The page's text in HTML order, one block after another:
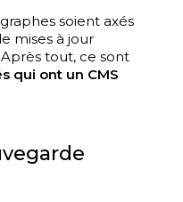
soient axés
mises à jour
Après tout, ce sont
qui ont un CMS